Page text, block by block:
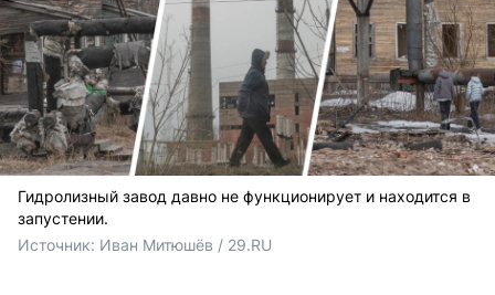
Гидролизный завод давно не функционирует и находится в
запустении.
Источник: Иван Митюшёв / 29.RU